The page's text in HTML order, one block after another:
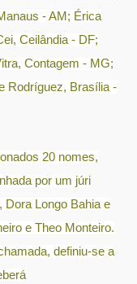
- AM; Érica
Ceilândia - DF;
Contagem - MG;
Rodríguez, Brasília -
20 nomes,
por um júri
Longo Bahia e
e Theo Monteiro.
definiu-se a